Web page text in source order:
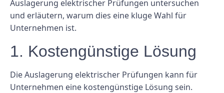
Auslagerung elektrischer Prüfungen untersuchen
und erläutern, warum dies eine kluge Wahl für
Unternehmen ist.
1. Kostengünstige Lösung
Die Auslagerung elektrischer Prüfungen kann für
Unternehmen eine kostengünstige Lösung sein.